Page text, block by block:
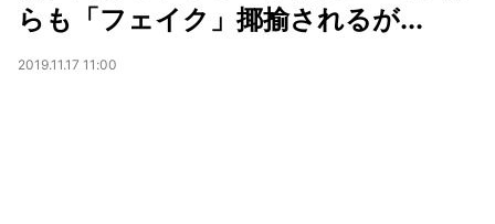
らも「フェイク」揶揄されるが...
2019.11.17 11:00